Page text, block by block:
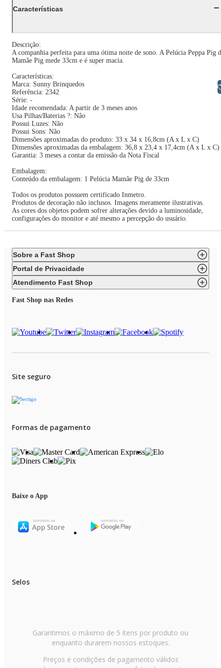
Características
Descrição:
A companhia perfeita para uma ótima noite de sono. A Pelúcia Peppa Pig
Mamãe Pig mede 33cm e é super macia.
Características:
Marca: Sunny Brinquedos
Referência: 2342
Série: -
Idade recomendada: A partir de 3 meses anos
Usa Pilhas/Baterias ?: Nâo
Possui Luzes: Não
Possui Sons: Não
Dimensões aproximadas do produto: 33 x 34 x 16,8cm (A x L x C)
Dimensões aproximadas da embalagem: 36,8 x 23,4 x 17,4cm (A x L x C)
Garantia: 3 meses a contar da emissão da Nota Fiscal
Embalagem:
Conteúdo da embalagem: 1 Pelúcia Mamãe Pig de 33cm
Todos os produtos possuem certificado Inmetro.
Produtos de decoração não inclusos. Imagens meramente ilustrativas.
As cores dos objetos podem sofrer alterações devido a luminosidade,
configurações do monitor e até mesmo a percepção do usuário.
Sobre a Fast Shop
Portal de Privacidade
Atendimento Fast Shop
Fast Shop nas Redes
Site seguro
Formas de pagamento
Baixe o App
Selos
Garantimos o máximo de 5 itens por produto ou
enquanto durarem nossos estoques.
Preços e condições de pagamento válidos